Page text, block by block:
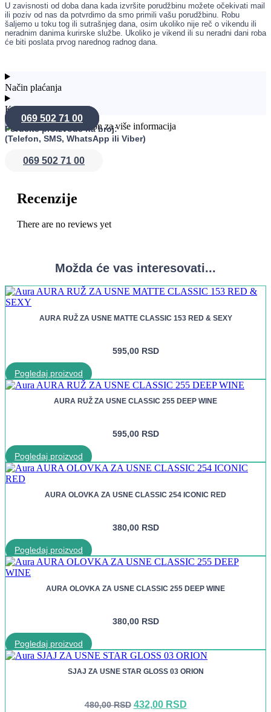
U zavisnosti od doba dana kada izvršite porudžbinu možete očekivati mail
ili poziv od nas da potvrdimo da smo primili vašu porudžbinu. Robu
šaljemo u toku tog ili sutrašnjeg dana, osim ukoliko nije reč o vikendu ili
neradnim danima kurirske službe. Ukoliko je vikend ili su neradni dani roba
će biti poslata prvog narednog radnog dana.
Način plaćanja
Konsultacije
069 502 71 00
Poručite proizvode na broj:
(Telefon, SMS, WhatsApp ili Viber)
069 502 71 00
Recenzije
There are no reviews yet
Možda će vas interesovati...
AURA RUŽ ZA USNE MATTE CLASSIC 153 RED & SEXY
595,00 RSD
Pogledaj proizvod
AURA RUŽ ZA USNE CLASSIC 255 DEEP WINE
595,00 RSD
Pogledaj proizvod
AURA OLOVKA ZA USNE CLASSIC 254 ICONIC RED
380,00 RSD
Pogledaj proizvod
AURA OLOVKA ZA USNE CLASSIC 255 DEEP WINE
380,00 RSD
Pogledaj proizvod
SJAJ ZA USNE STAR GLOSS 03 ORION
480,00RSD Originalna
432,00 RSDTrenutna